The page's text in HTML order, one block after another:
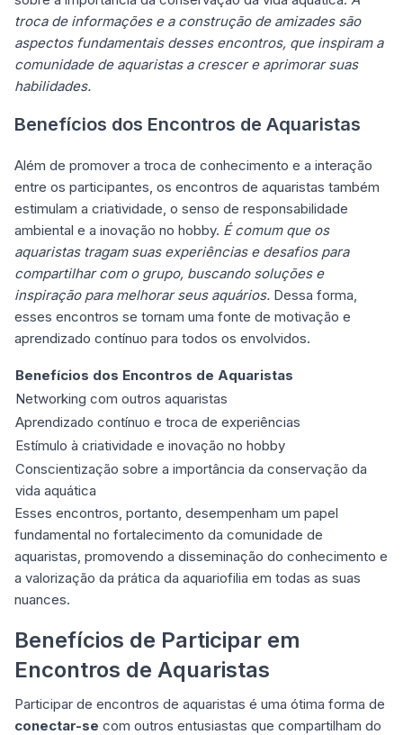
troca de informações e a construção de amizades são
aspectos fundamentais desses encontros, que inspiram a
comunidade de aquaristas a crescer e aprimorar suas
habilidades.
Benefícios dos Encontros de Aquaristas
Além de promover a troca de conhecimento e a interação
entre os participantes, os encontros de aquaristas também
estimulam a criatividade, o senso de responsabilidade
ambiental e a inovação no hobby. É comum que os
aquaristas tragam suas experiências e desafios para
compartilhar com o grupo, buscando soluções e
inspiração para melhorar seus aquários. Dessa forma,
esses encontros se tornam uma fonte de motivação e
aprendizado contínuo para todos os envolvidos.
Benefícios dos Encontros de Aquaristas
Networking com outros aquaristas
Aprendizado contínuo e troca de experiências
Estímulo à criatividade e inovação no hobby
Conscientização sobre a importância da conservação da
vida aquática
Esses encontros, portanto, desempenham um papel
fundamental no fortalecimento da comunidade de
aquaristas, promovendo a disseminação do conhecimento e
a valorização da prática da aquariofilia em todas as suas
nuances.
Benefícios de Participar em
Encontros de Aquaristas
Participar de encontros de aquaristas é uma ótima forma de
conectar-se com outros entusiastas que compartilham do